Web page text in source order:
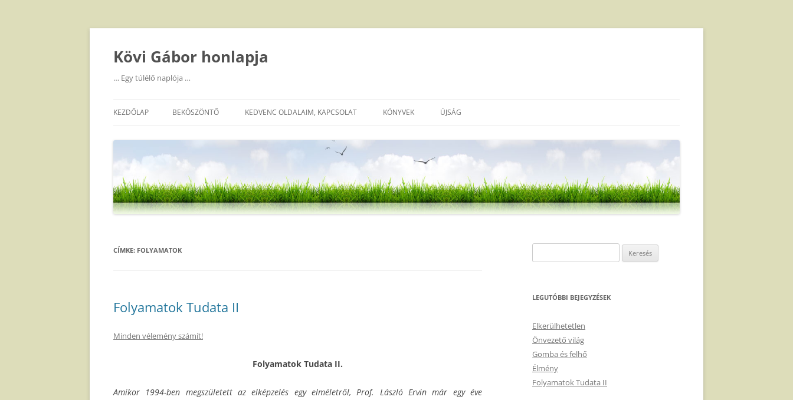
Kilépés
tartalomba
Kövi Gábor honlapja
… Egy túlélő naplója …
KEZDŐLAP BEKÖSZÖNTŐ KEDVENC OLDALAIM, KAPCSOLAT KÖNYVEK ÚJSÁG
CÍMKE: FOLYAMATOK
Folyamatok Tudata II
Minden vélemény számít!
Folyamatok Tudata II.
Amikor 1994-ben megszületett az elképzelés egy elméletről, Prof. László Ervin már egy éve
LEGUTÓBBI BEJEGYZÉSEK
Elkerülhetetlen
Önvezető világ
Gomba és felhő
Élmény
Folyamatok Tudata II